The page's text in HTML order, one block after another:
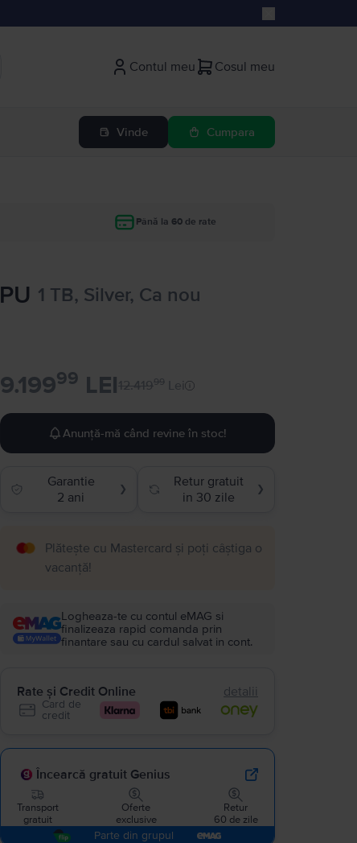
Contul meu Cosul meu
Vinde Cumpara
Până la 60 de rate
1 TB, Silver, Ca nou
9.19999 LEI12.41999 Lei
Anunță-mă când revine în stoc!
Garantie
2 ani
❯
Retur gratuit
in 30 zile
❯
Plătește cu Mastercard și poți câștiga o
vacanță!
Logheaza-te cu contul eMAG si
finalizeaza rapid comanda prin
finantare sau cu cardul salvat in cont.
Rate și Credit Online detalii
Card de
credit
Încearcă gratuit Genius
Transport
gratuit
Oferte
exclusive
Retur
60 de zile
Parte din grupul